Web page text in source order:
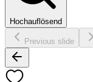
Hochauflösend
Previous slide